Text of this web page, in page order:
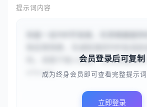
提示词内容
码。请基于输入信息：会话变量名
eferen...
会员登录后可复制
成为终身会员即可查看完整提示
立即登录